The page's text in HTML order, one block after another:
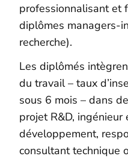
professionnalisant et
diplômes managers-
recherche).
Les diplômés
du travail – taux
sous 6 mois – dans
projet R&D, ingénieur
développement,
consultant technique